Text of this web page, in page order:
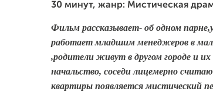
30 минут, жанр: Мистическая
Фильм рассказывает- об одном
работает младшим менеджеров в
,родители живут в другом городе и
начальство, соседи лицемерно
квартиры появляется мистический